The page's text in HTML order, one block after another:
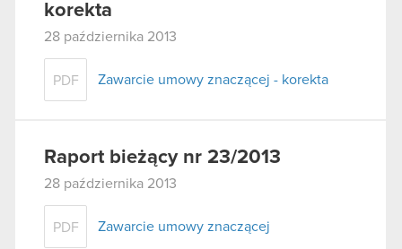
korekta
28 października 2013
PDF Zawarcie umowy znaczącej - korekta
Raport bieżący nr 23/2013
28 października 2013
PDF Zawarcie umowy znaczącej